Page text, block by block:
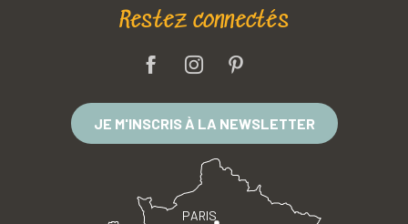
Restez connectés
JE M'INSCRIS À LA NEWSLETTER
PARIS